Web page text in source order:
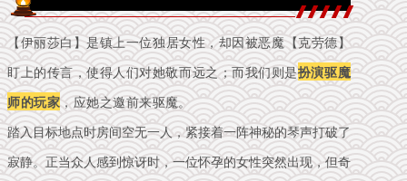
【伊丽莎白】是镇上一位独居女性，却因被恶魔【克劳德】
盯上的传言，使得人们对她敬而远之；而我们则是扮演驱魔
师的玩家，应她之邀前来驱魔。
踏入目标地点时房间空无一人，紧接着一阵神秘的琴声打破了
寂静。正当众人感到惊讶时，一位怀孕的女性突然出现，但奇